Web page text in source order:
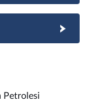
Petrolesi